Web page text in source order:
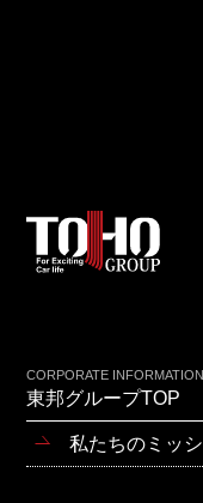
CORPORATE INFORMATION
東邦グループTOP
私たちのミッ